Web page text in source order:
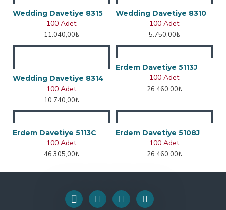
Wedding Davetiye 8315
100 Adet
11.040,00₺
Wedding Davetiye 8310
100 Adet
5.750,00₺
Wedding Davetiye 8314
100 Adet
10.740,00₺
Erdem Davetiye 5113J
100 Adet
26.460,00₺
Erdem Davetiye 5113C
100 Adet
46.305,00₺
Erdem Davetiye 5108J
100 Adet
26.460,00₺